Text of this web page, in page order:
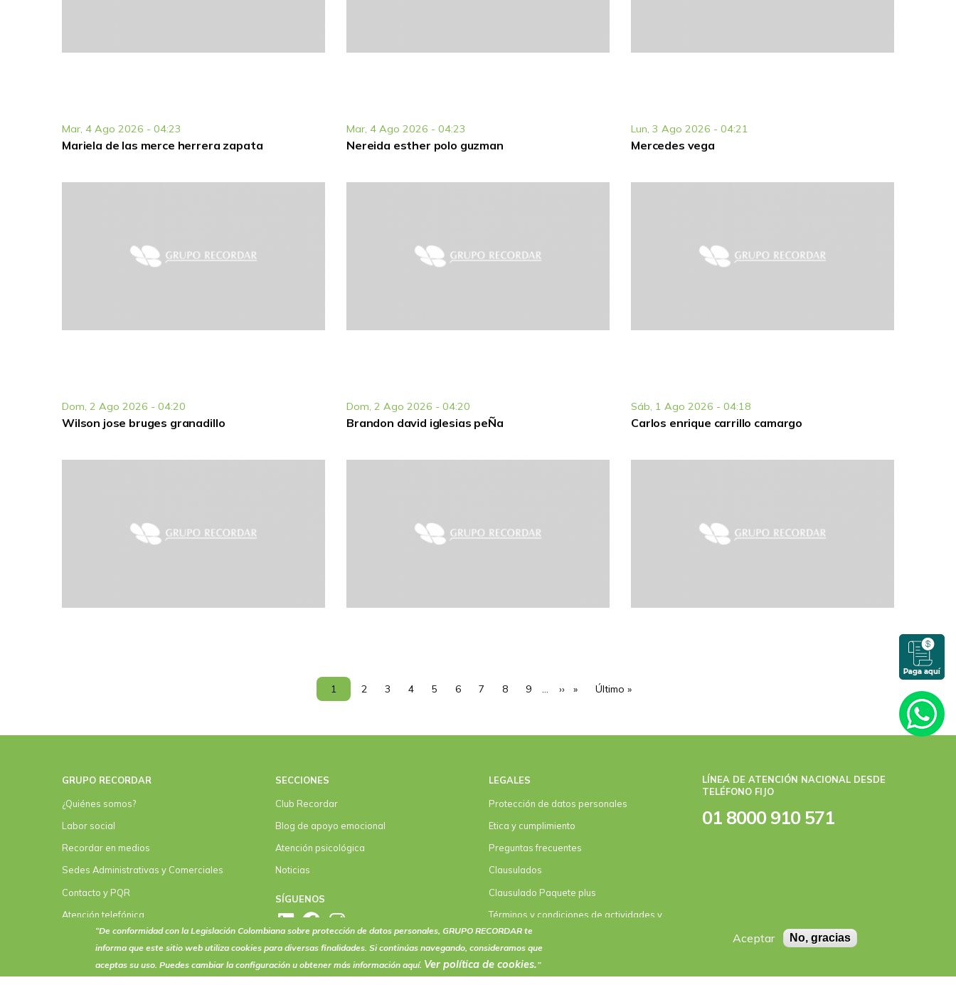
“De conformidad con la Legislación Colombiana sobre protección de datos personales, GRUPO RECORDAR te
informa que este sitio web utilizacookies para diversas finalidades. Si continúas navegando, consideramos que
aceptas su uso. Puedes cambiar la configuración u obtener más información aquí. Ver política decookies.”
Aceptar No, gracias
Mar, 4 Ago 2026 - 04:23
Mariela de las merce herrera zapata
Mar, 4 Ago 2026 - 04:23
Nereida esther polo guzman
Lun, 3 Ago 2026 - 04:21
Mercedes vega
Dom, 2 Ago 2026 - 04:20
Wilson jose bruges granadillo
Dom, 2 Ago 2026 - 04:20
Brandon david iglesias peÑa
Sáb, 1 Ago 2026 - 04:18
Carlos enrique carrillo camargo
Página actual
1 Page
2 Page
3 Page
4 Page
5 Page
6 Page
7 Page
8 Page
9 … Siguiente página
›› Última página
Último »
GRUPO RECORDAR
¿Quiénes somos?
Labor social
Recordar en medios
Sedes Administrativas y Comerciales
Contacto y PQR
Atención telefónica
Convenios
SECCIONES
Club Recordar
Blog de apoyo emocional
Atención psicológica
Noticias
SÍGUENOS
LEGALES
Protección de datos personales
Etica y cumplimiento
Preguntas frecuentes
Clausulados
Clausulado Paquete plus
Términos y condiciones de actividades y
LÍNEA DE ATENCIÓN NACIONAL DESDE
TELÉFONO FIJO
01 8000 910 571